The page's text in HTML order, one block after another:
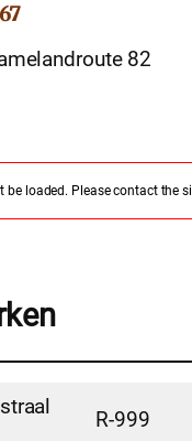
82
be loaded. Please contact the
R-999